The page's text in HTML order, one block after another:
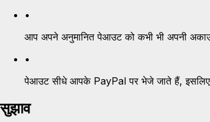
•
आप अपने अनुमानित पेआउट को कभी भी अपनी
•
पेआउट सीधे आपके PayPal पर भेजे जाते हैं, इसलिए
सुझाव